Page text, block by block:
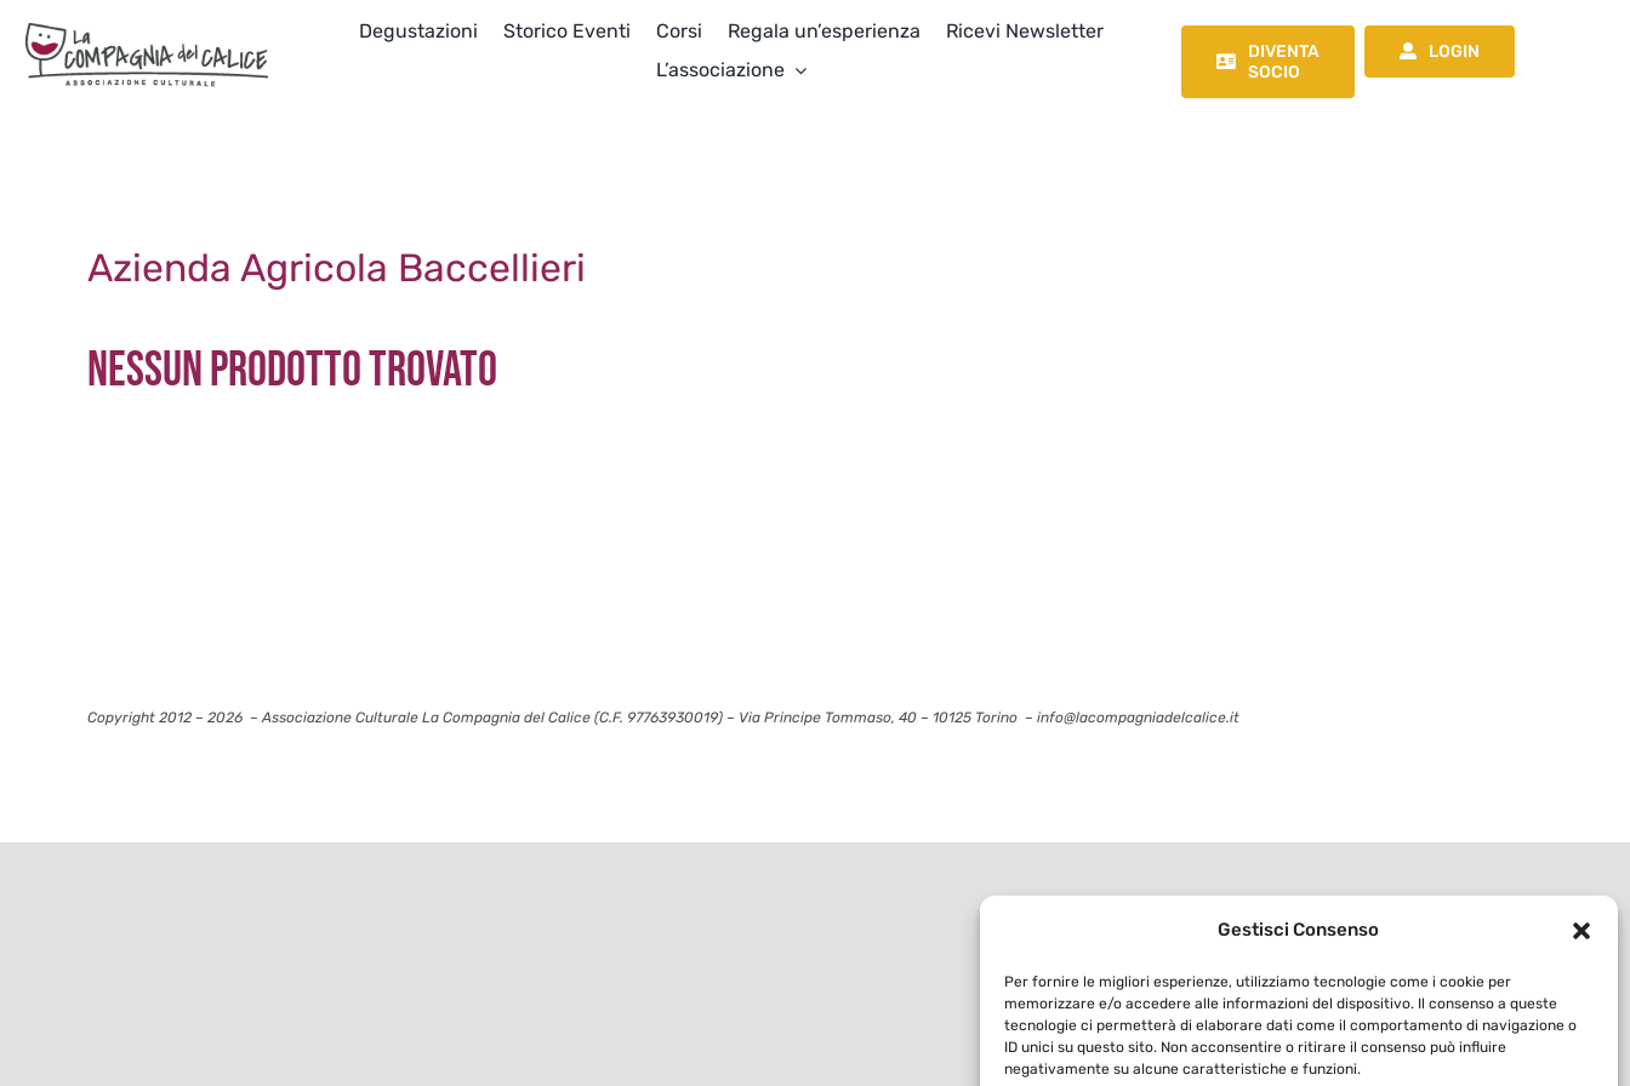
Gestisci Consenso
Per fornire le migliori esperienze, utilizziamo tecnologie come i cookie per
memorizzare e/o accedere alle informazioni del dispositivo. Il consenso a queste
tecnologie ci permetterà di elaborare dati come il comportamento di navigazione o
ID unici su questo sito. Non acconsentire o ritirare il consenso può influire
negativamente su alcune caratteristiche e funzioni.
contenuto
Degustazioni Storico Eventi Corsi Regala un’esperienza
Ricevi Newsletter
L’associazione
DIVENTA
SOCIO
LOGIN
Azienda Agricola Baccellieri
Nessun prodotto trovato
Copyright 2012 – 2026 – Associazione Culturale La Compagnia del Calice (C.F. 97763930019) – Via Principe Tommaso, 40 – 10125 Torino – info@lacompagniadelcalice.it